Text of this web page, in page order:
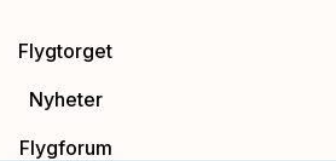
Flygtorget
Nyheter
Flygforum